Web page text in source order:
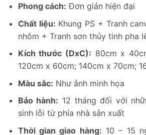
Phong cách: Đơn giản hiện đại
Chất liệu: Khung PS + Tranh
nhôm + Tranh sơn thủy tinh pha
Kích thước (DxC): 80cm x
120cm x 60cm; 140cm x 70cm;
Màu sắc: Như ảnh minh họa
Bảo hành: 12 tháng đối với
sinh lỗi từ phía nhà sản xuất
Thời gian giao hàng: 10 – 15